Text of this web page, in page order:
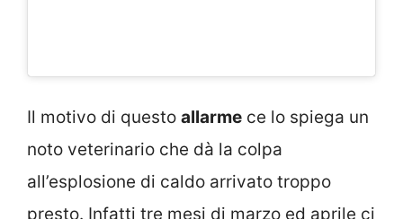
Il motivo di questo allarme ce lo spiega un
noto veterinario che dà la colpa
all’esplosione di caldo arrivato troppo
presto. Infatti tre mesi di marzo ed aprile ci